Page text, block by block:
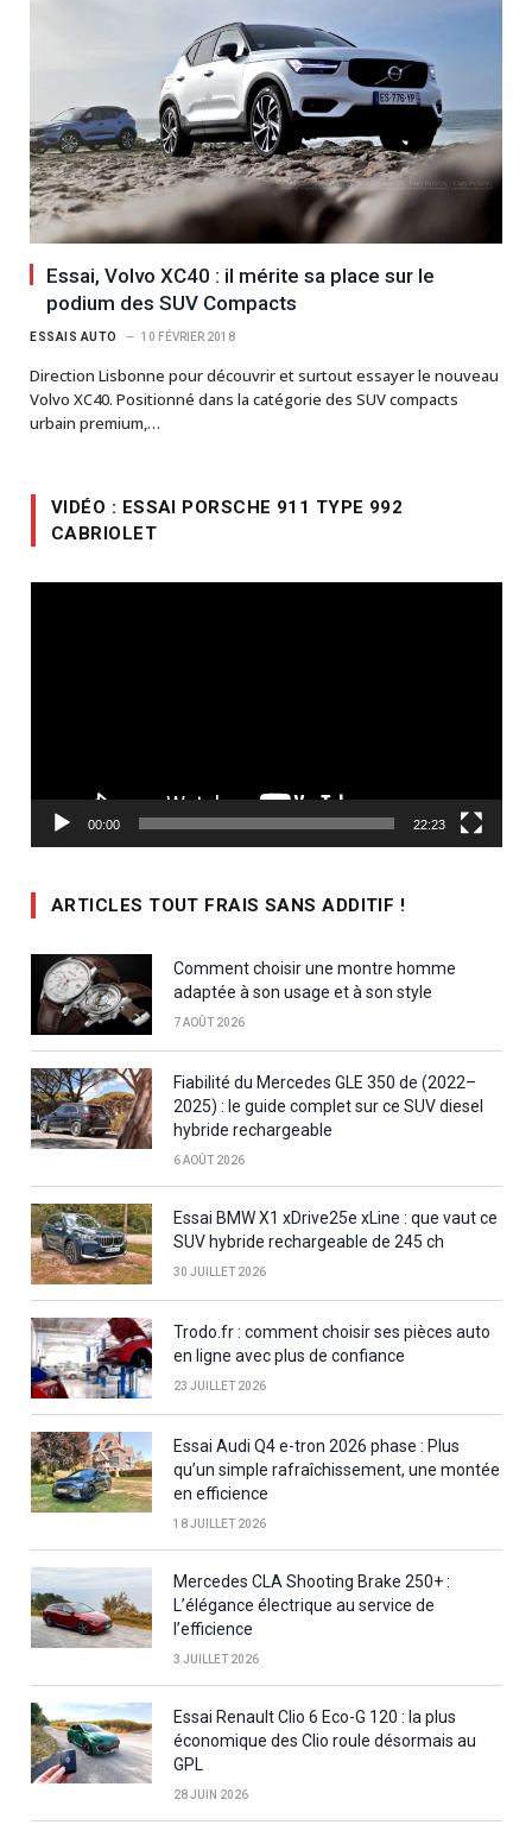
Essai, Volvo XC40 : il mérite sa place sur le
podium des SUV Compacts
ESSAIS AUTO 10 FÉVRIER 2018
Direction Lisbonne pour découvrir et surtout essayer le nouveau
Volvo XC40. Positionné dans la catégorie des SUV compacts
urbain premium,…
VIDÉO : ESSAI PORSCHE 911 TYPE 992
CABRIOLET
00:00 22:23
ARTICLES TOUT FRAIS SANS ADDITIF !
Comment choisir une montre homme
adaptée à son usage et à son style
7 AOÛT 2026
Fiabilité du Mercedes GLE 350 de (2022–
2025) : le guide complet sur ce SUV diesel
hybride rechargeable
6 AOÛT 2026
Essai BMW X1 xDrive25e xLine : que vaut ce
SUV hybride rechargeable de 245 ch
30 JUILLET 2026
Trodo.fr : comment choisir ses pièces auto
en ligne avec plus de confiance
23 JUILLET 2026
Essai Audi Q4 e-tron 2026 phase : Plus
qu’un simple rafraîchissement, une montée
en efficience
18 JUILLET 2026
Mercedes CLA Shooting Brake 250+ :
L’élégance électrique au service de
l’efficience
3 JUILLET 2026
Essai Renault Clio 6 Eco-G 120 : la plus
économique des Clio roule désormais au
GPL
28 JUIN 2026